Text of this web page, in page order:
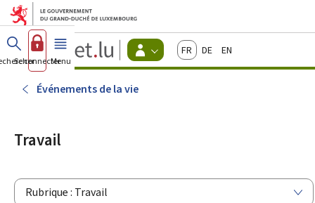
Aller au menu principal
Aller au contenu
Guichet.lu
Changer
d'espace
FrançaisDeutschEnglish
Se connecterMenu principal
Événements de la vie
Travail
Rubrique : Travail